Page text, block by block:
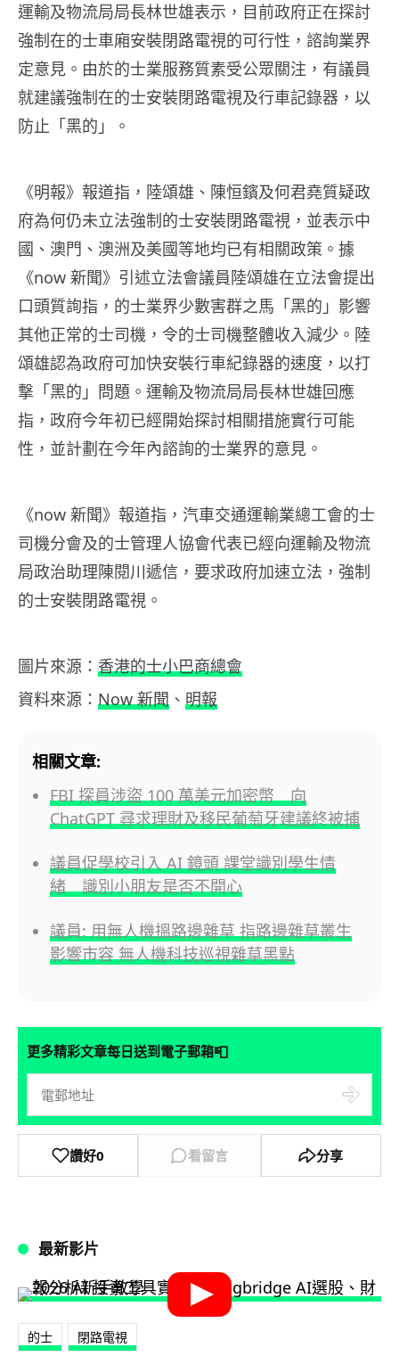
運輸及物流局局長林世雄表示，目前政府正在探討
強制在的士車廂安裝閉路電視的可行性，諮詢業界
定意見。由於的士業服務質素受公眾關注，有議員
就建議強制在的士安裝閉路電視及行車記錄器，以
防止「黑的」。
《明報》報道指，陸頌雄、陳恒鑌及何君堯質疑政
府為何仍未立法強制的士安裝閉路電視，並表示中
國、澳門、澳洲及美國等地均已有相關政策。據
《now 新聞》引述立法會議員陸頌雄在立法會提出
口頭質詢指，的士業界少數害群之馬「黑的」影響
其他正常的士司機，令的士司機整體收入減少。陸
頌雄認為政府可加快安裝行車紀錄器的速度，以打
撃「黑的」問題。運輸及物流局局長林世雄回應
指，政府今年初已經開始探討相關措施實行可能
性，並計劃在今年內諮詢的士業界的意見。
《now 新聞》報道指，汽車交通運輸業總工會的士
司機分會及的士管理人協會代表已經向運輸及物流
局政治助理陳閱川遞信，要求政府加速立法，強制
的士安裝閉路電視。
圖片來源： 香港的士小巴商總會
資料來源： Now 新聞 、 明報
相關文章:
FBI 探員涉盜 100 萬美元加密幣 向
ChatGPT 尋求理財及移民葡萄牙建議終被捕
議員促學校引入 AI 鏡頭 課堂識別學生情
緒 識別小朋友是否不開心
議員: 用無人機搵路邊雜草 指路邊雜草叢生
影響市容 無人機科技巡視雜草黑點
更多精彩文章每日送到電子郵箱📮
讚好0 看留言 分享
最新影片
的士 閉路電視